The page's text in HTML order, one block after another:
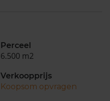
Perceel
6.500 m2
Verkoopprijs
Koopsom opvragen